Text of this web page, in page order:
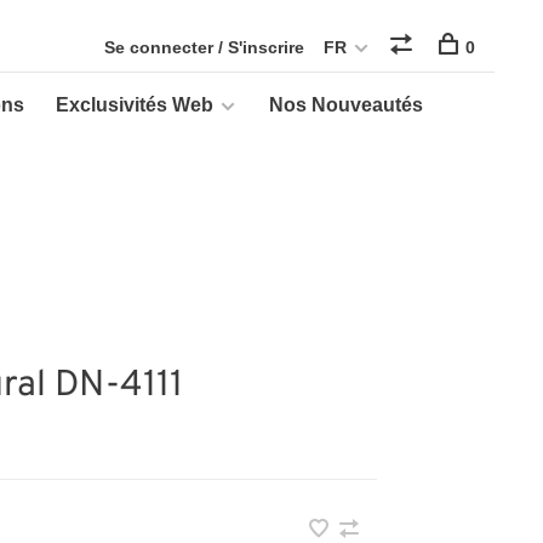
Exclusivités Web
Nos Nouveautés
Se connecter / S'inscrire FR 0
DN-4111